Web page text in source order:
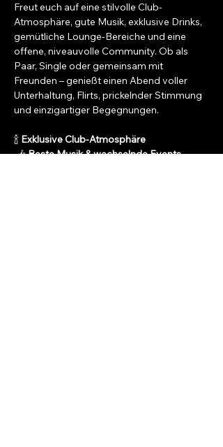
Freut euch auf eine stilvolle Club-
Atmosphäre, gute Musik, exklusive Drinks,
gemütliche Lounge-Bereiche und eine
offene, niveauvolle Community. Ob als
Paar, Single oder gemeinsam mit
Freunden – genießt einen Abend voller
Unterhaltung, Flirts, prickelnder Stimmung
und einzigartiger Begegnungen.
🍾 Exklusive Club-Atmosphäre
🎶 Beste Musik & wechselnde Events